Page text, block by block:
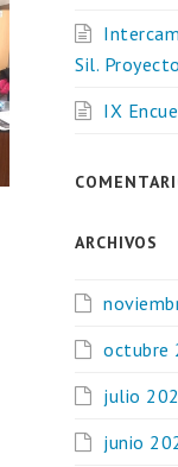
Sil.
IX
ARCHIVOS
octubre
julio
junio